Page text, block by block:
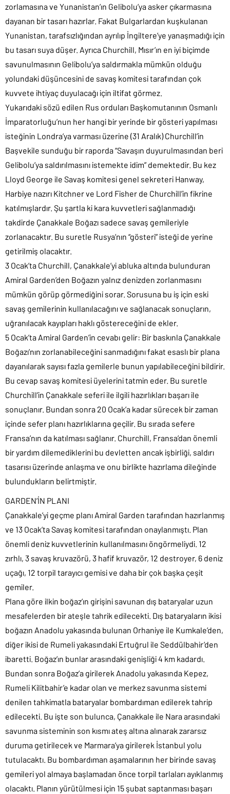
zorlamasına ve Yunanistan’ın Gelibolu’ya asker çıkarmasına
dayanan bir tasarı hazırlar. Fakat Bulgarlardan kuşkulanan
Yunanistan, tarafsızlığından ayrılıp İngiltere’ye yanaşmadığı için
bu tasarı suya düşer. Ayrıca Churchill, Mısır’ın en iyi biçimde
savunulmasının Gelibolu’ya saldırmakla mümkün olduğu
yolundaki düşüncesini de savaş komitesi tarafından çok
kuvvete ihtiyaç duyulacağı için iltifat görmez.
Yukarıdaki sözü edilen Rus orduları Başkomutanının Osmanlı
İmparatorluğu’nun her hangi bir yerinde bir gösteri yapılması
isteğinin Londra’ya varması üzerine (31 Aralık) Churchill’in
Başvekile sunduğu bir raporda “Savaşın duyurulmasından beri
Gelibolu’ya saldırılmasını istemekte idim” demektedir. Bu kez
Lloyd George ile Savaş komitesi genel sekreteri Hanway,
Harbiye nazırı Kitchner ve Lord Fisher de Churchill’in fikrine
katılmışlardır. Şu şartla ki kara kuvvetleri sağlanmadığı
takdirde Çanakkale Boğazı sadece savaş gemileriyle
zorlanacaktır. Bu suretle Rusya’nın “gösteri” isteği de yerine
getirilmiş olacaktır.
3 Ocak’ta Churchill, Çanakkale’yi abluka altında bulunduran
Amiral Garden’den Boğazın yalnız denizden zorlanmasını
mümkün görüp görmediğini sorar. Sorusuna bu iş için eski
savaş gemilerinin kullanılacağını ve sağlanacak sonuçların,
uğranılacak kayıpları haklı göstereceğini de ekler.
5 Ocak’ta Amiral Garden’in cevabı gelir: Bir baskınla Çanakkale
Boğazı’nın zorlanabileceğini sanmadığını fakat esaslı bir plana
dayanılarak sayısı fazla gemilerle bunun yapılabileceğini bildirir.
Bu cevap savaş komitesi üyelerini tatmin eder. Bu suretle
Churchill’in Çanakkale seferi ile ilgili hazırlıkları başarı ile
sonuçlanır. Bundan sonra 20 Ocak’a kadar sürecek bir zaman
içinde sefer planı hazırlıklarına geçilir. Bu sırada sefere
Fransa’nın da katılması sağlanır. Churchill, Fransa’dan önemli
bir yardım dilemediklerini bu devletten ancak işbirliği, saldırı
tasarısı üzerinde anlaşma ve onu birlikte hazırlama dileğinde
bulundukların belirtmiştir.
GARDEN’İN PLANI
Çanakkale’yi geçme planı Amiral Garden tarafından hazırlanmış
ve 13 Ocak’ta Savaş komitesi tarafından onaylanmıştı. Plan
önemli deniz kuvvetlerinin kullanılmasını öngörmeliydi. 12
zırhlı, 3 savaş kruvazörü, 3 hafif kruvazör, 12 destroyer, 6 deniz
uçağı, 12 torpil tarayıcı gemisi ve daha bir çok başka çeşit
gemiler.
Plana göre ilkin boğaz’ın girişini savunan dış bataryalar uzun
mesafelerden bir ateşle tahrik edilecekti. Dış bataryaların ikisi
boğazın Anadolu yakasında bulunan Orhaniye ile Kumkale’den,
diğer ikisi de Rumeli yakasındaki Ertuğrul ile Seddülbahir’den
ibaretti. Boğaz’ın bunlar arasındaki genişliği 4 km kadardı.
Bundan sonra Boğaz’a girilerek Anadolu yakasında Kepez,
Rumeli Kilitbahir’e kadar olan ve merkez savunma sistemi
denilen tahkimatla bataryalar bombardıman edilerek tahrip
edilecekti. Bu işte son bulunca, Çanakkale ile Nara arasındaki
savunma sisteminin son kısmı ateş altına alınarak zararsız
duruma getirilecek ve Marmara’ya girilerek İstanbul yolu
tutulacaktı. Bu bombardıman aşamalarının her birinde savaş
gemileri yol almaya başlamadan önce torpil tarlaları ayıklanmış
olacaktı. Planın yürütülmesi için 15 şubat saptanması başarı